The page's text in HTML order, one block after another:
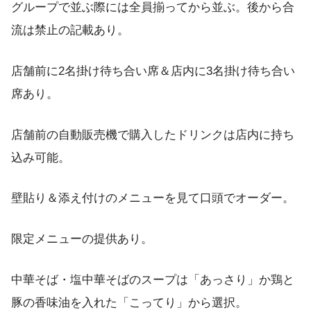
グループで並ぶ際には全員揃ってから並ぶ。後から合
流は禁止の記載あり。
店舗前に2名掛け待ち合い席＆店内に3名掛け待ち合い
席あり。
店舗前の自動販売機で購入したドリンクは店内に持ち
込み可能。
壁貼り＆添え付けのメニューを見て口頭でオーダー。
限定メニューの提供あり。
中華そば・塩中華そばのスープは「あっさり」か鶏と
豚の香味油を入れた「こってり」から選択。